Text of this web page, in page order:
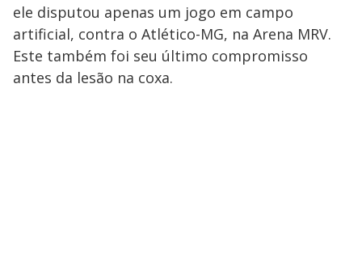
ele disputou apenas um jogo em campo
artificial, contra o Atlético-MG, na Arena MRV.
Este também foi seu último compromisso
antes da lesão na coxa.